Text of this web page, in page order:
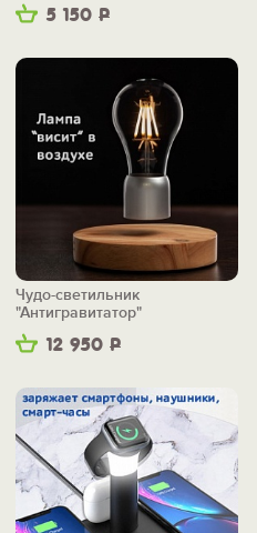
5 150 Р
12 950 Р
Чудо-светильник
"Антигравитатор"